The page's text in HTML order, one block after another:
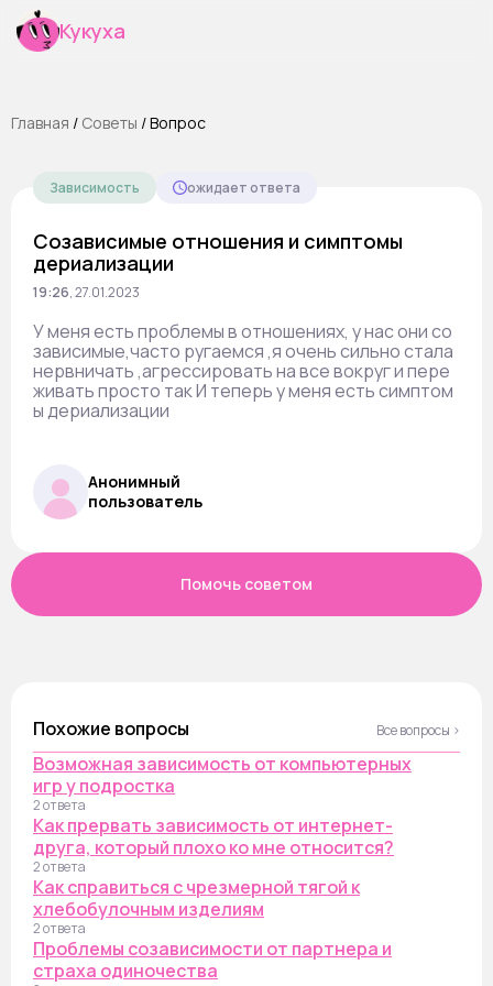
Кукуха
Главная / Cоветы /Вопрос
Зависимость ожидает ответа
Созависимые отношения и симптомы
дериализации
19:26,27.01.2023
У меня есть проблемы в отношениях, у нас они со
зависимые,часто ругаемся ,я очень сильно стала
нервничать ,агрессировать на все вокруг и пере
живать просто так И теперь у меня есть симптом
ы дериализации
Анонимный
пользователь
Помочь советом
Похожие вопросы Все вопросы ›
Возможная зависимость от компьютерных
игр у подростка
2 ответа
Как прервать зависимость от интернет-
друга, который плохо ко мне относится?
2 ответа
Как справиться с чрезмерной тягой к
хлебобулочным изделиям
2 ответа
Проблемы созависимости от партнера и
страха одиночества